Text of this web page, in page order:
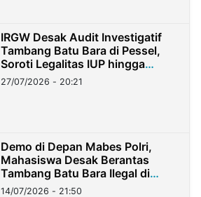
IRGW Desak Audit Investigatif
Tambang Batu Bara di Pessel,
Soroti Legalitas IUP hingga
Stockpile
27/07/2026 - 20:21
Demo di Depan Mabes Polri,
Mahasiswa Desak Berantas
Tambang Batu Bara Ilegal di
Lampung
14/07/2026 - 21:50